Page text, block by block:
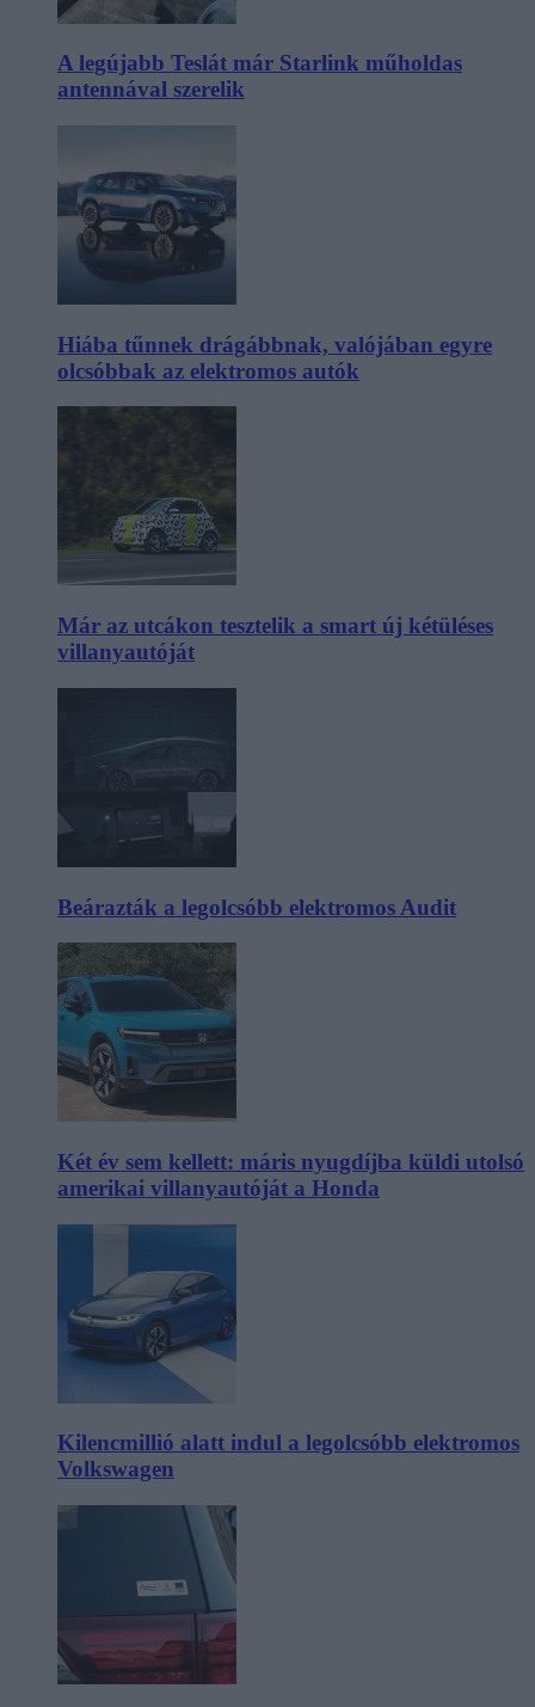
A legújabb Teslát már Starlink műholdas
antennával szerelik
Hiába tűnnek drágábbnak, valójában egyre
olcsóbbak az elektromos autók
Már az utcákon tesztelik a smart új kétüléses
villanyautóját
Beárazták a legolcsóbb elektromos Audit
Két év sem kellett: máris nyugdíjba küldi utolsó
amerikai villanyautóját a Honda
Kilencmillió alatt indul a legolcsóbb elektromos
Volkswagen